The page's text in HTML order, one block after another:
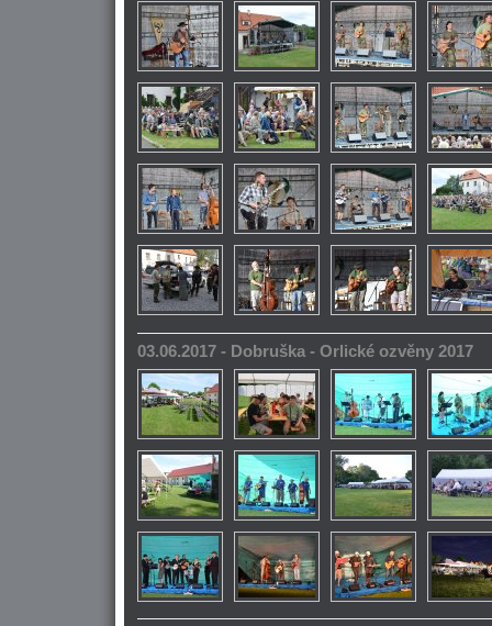
03.06.2017 - Dobruška - Orlické ozvěny 2017